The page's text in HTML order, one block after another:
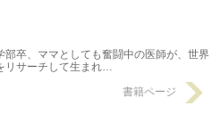
部卒、ママとしても奮闘中の医師が、世界
リサーチして生まれ…
書籍ページ